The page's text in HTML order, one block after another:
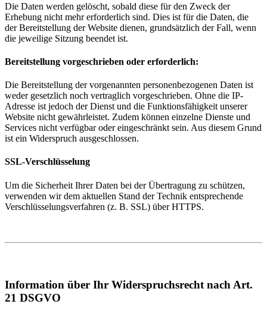
Die Daten werden gelöscht, sobald diese für den Zweck der
Erhebung nicht mehr erforderlich sind. Dies ist für die Daten, die
der Bereitstellung der Website dienen, grundsätzlich der Fall, wenn
die jeweilige Sitzung beendet ist.
Bereitstellung vorgeschrieben oder erforderlich:
Die Bereitstellung der vorgenannten personenbezogenen Daten ist
weder gesetzlich noch vertraglich vorgeschrieben. Ohne die IP-
Adresse ist jedoch der Dienst und die Funktionsfähigkeit unserer
Website nicht gewährleistet. Zudem können einzelne Dienste und
Services nicht verfügbar oder eingeschränkt sein. Aus diesem Grund
ist ein Widerspruch ausgeschlossen.
SSL-Verschlüsselung
Um die Sicherheit Ihrer Daten bei der Übertragung zu schützen,
verwenden wir dem aktuellen Stand der Technik entsprechende
Verschlüsselungsverfahren (z. B. SSL) über HTTPS.
Information über Ihr Widerspruchsrecht nach Art.
21 DSGVO